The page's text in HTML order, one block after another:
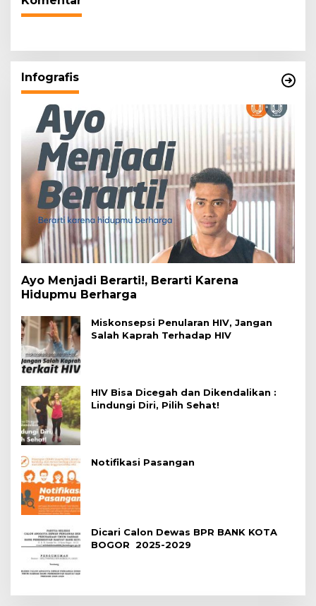
Infografis
Ayo Menjadi Berarti!, Berarti Karena
Hidupmu Berharga
Miskonsepsi Penularan HIV, Jangan
Salah Kaprah Terhadap HIV
HIV Bisa Dicegah dan Dikendalikan :
Lindungi Diri, Pilih Sehat!
Notifikasi Pasangan
Dicari Calon Dewas BPR BANK KOTA
BOGOR 2025-2029